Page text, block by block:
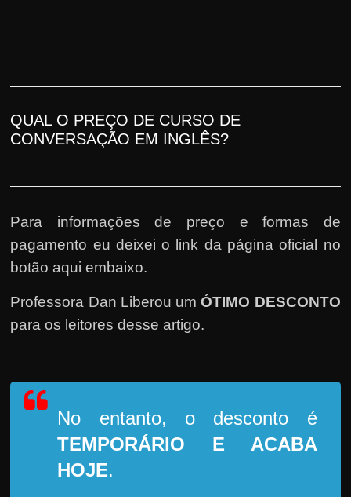
QUAL O PREÇO DE CURSO DE
CONVERSAÇÃO EM INGLÊS?
Para informações de preço e formas de
pagamento eu deixei o link da página oficial no
botão aqui embaixo.
Professora Dan Liberou umÓTIMO DESCONTO
para os leitores desse artigo.
No entanto, o desconto é
TEMPORÁRIO
E ACABA
HOJE.